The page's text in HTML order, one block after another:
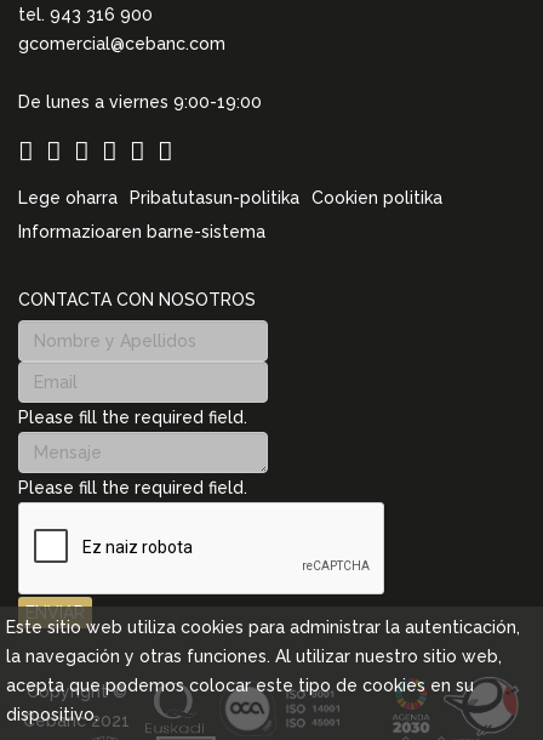
tel. 943 316 900
gcomercial@cebanc.com
De lunes a viernes 9:00-19:00
Lege oharra Pribatutasun-politika
Cookien politika
Informazioaren barne-sistema
CONTACTA CON NOSOTROS
Please fill the required field.
Please fill the required field.
ENVIAR
Copyright ©
Cebanc 2021
Este sitio web utiliza cookies para administrar la autenticación,
la navegación y otras funciones. Al utilizar nuestro sitio web,
acepta que podemos colocar este tipo de cookies en su
dispositivo.